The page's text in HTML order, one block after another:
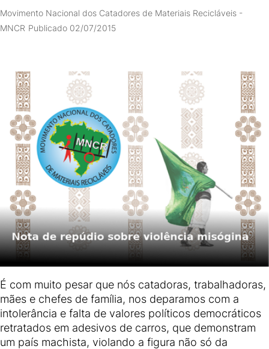
Movimento Nacional dos Catadores de Materiais Recicláveis -
MNCR Publicado 02/07/2015
É com muito pesar que nós catadoras, trabalhadoras,
mães e chefes de família, nos deparamos com a
intolerância e falta de valores políticos democráticos
retratados em adesivos de carros, que demonstram
um país machista, violando a figura não só da